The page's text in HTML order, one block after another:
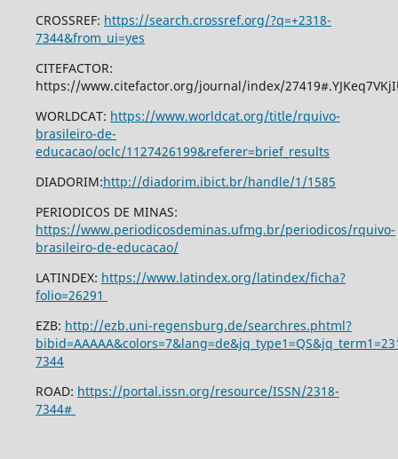
CROSSREF: https://search.crossref.org/?q=+2318-
7344&from_ui=yes
CITEFACTOR:
https://www.citefactor.org/journal/index/
WORLDCAT: https://www.worldcat.org/title/rquivo-
brasileiro-de-
educacao/oclc/1127426199&referer=brief_results
DIADORIM:http://diadorim.ibict.br/handle/1/1585
PERIODICOS DE MINAS:
https://www.periodicosdeminas.ufmg.br/periodicos/rquivo-
brasileiro-de-educacao/
LATINDEX: https://www.latindex.org/latindex/ficha?
folio=26291
EZB: http://ezb.uni-regensburg.de/searchres.phtml?
7344
ROAD: https://portal.issn.org/resource/ISSN/2318-
7344#